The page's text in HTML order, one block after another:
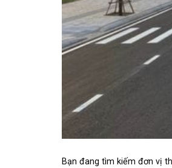
Bạn đang tìm kiếm đơn vị